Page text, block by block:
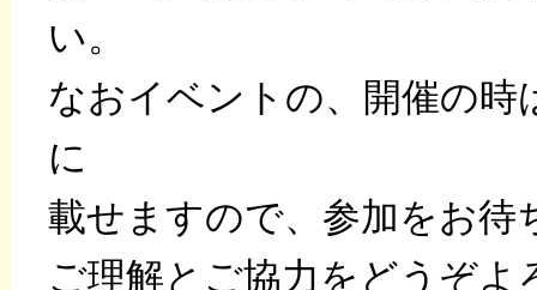
い。
なおイベントの、開催の時
に
載せますので、参加をお待
ご理解とご協力をどうぞよ